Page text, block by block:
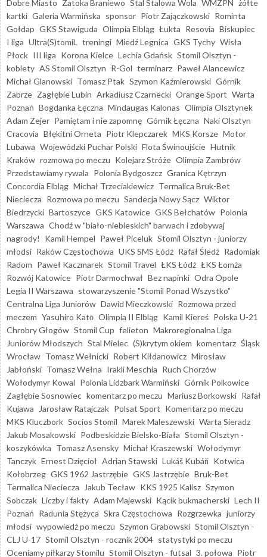
Dobre Miasto Zatoka Braniewo Stal Stalowa Wola WMZPN żółte
kartki Galeria Warmińska sponsor Piotr Zajączkowski Rominta
Gołdap GKS Stawiguda Olimpia Elbląg Łukta Resovia Biskupiec
I liga Ultra(S)tomiL treningi Miedź Legnica GKS Tychy Wisła
Płock III liga Korona Kielce Lechia Gdańsk Stomil Olsztyn -
kobiety AS Stomil Olsztyn R-Gol terminarz Paweł Alancewicz
Michał Glanowski Tomasz Ptak Szymon Kaźmierowski Górnik
Zabrze Zagłębie Lubin Arkadiusz Czarnecki Orange Sport Warta
Poznań Bogdanka Łęczna Mindaugas Kalonas Olimpia Olsztynek
Adam Zejer Pamiętam i nie zapomnę Górnik Łęczna Naki Olsztyn
Cracovia Błękitni Orneta Piotr Klepczarek MKS Korsze Motor
Lubawa Wojewódzki Puchar Polski Flota Świnoujście Hutnik
Kraków rozmowa po meczu Kolejarz Stróże Olimpia Zambrów
Przedstawiamy rywala Polonia Bydgoszcz Granica Kętrzyn
Concordia Elbląg Michał Trzeciakiewicz Termalica Bruk-Bet
Nieciecza Rozmowa po meczu Sandecja Nowy Sącz Wiktor
Biedrzycki Bartoszyce GKS Katowice GKS Bełchatów Polonia
Warszawa Chodź w "biało-niebieskich" barwach i zdobywaj
nagrody!
Kamil Hempel Paweł Piceluk Stomil Olsztyn - juniorzy
młodsi Raków Częstochowa UKS SMS Łódź Rafał Śledź Radomiak
Radom Paweł Kaczmarek Stomil Travel ŁKS Łódź ŁKS Łomża
Rozwój Katowice Piotr Darmochwał Bez napinki Odra Opole
Legia II Warszawa stowarzyszenie "Stomil Ponad Wszystko"
Centralna Liga Juniorów Dawid Mieczkowski Rozmowa przed
meczem Yasuhiro Katō Olimpia II Elbląg Kamil Kiereś Polska U-21
Chrobry Głogów Stomil Cup felieton Makroregionalna Liga
Juniorów Młodszych Stal Mielec (S)krytym okiem komentarz Śląsk
Wrocław Tomasz Wełnicki Robert Kiłdanowicz Mirosław
Jabłoński Tomasz Wełna Irakli Meschia Ruch Chorzów
Wołodymyr Kowal Polonia Lidzbark Warmiński Górnik Polkowice
Zagłębie Sosnowiec komentarz po meczu Mariusz Borkowski Rafał
Kujawa
Jarosław Ratajczak Polsat Sport Komentarz po meczu
MKS Kluczbork Socios Stomil Marek Maleszewski Warta Sieradz
Jakub Mosakowski Podbeskidzie Bielsko-Biała Stomil Olsztyn -
koszykówka Tomasz Asensky Michał Kraszewski Wołodymyr
Tanczyk Ernest Dzięcioł Adrian Stawski Lukáš Kubáň Kotwica
Kołobrzeg GKS 1962 Jastrzębie GKS Jastrzębie Bruk-Bet
Termalica Nieciecza
Jakub Tecław KKS 1925 Kalisz Szymon
Sobczak Liczby i fakty Adam Majewski Kącik bukmacherski Lech II
Poznań Radunia Stężyca Skra Częstochowa Rozgrzewka juniorzy
młodsi wypowiedź po meczu Szymon Grabowski Stomil Olsztyn -
CLJ U-17 Stomil Olsztyn - rocznik 2004 statystyki po meczu
Oceniamy piłkarzy Stomilu Stomil Olsztyn - futsal 3. połowa Piotr